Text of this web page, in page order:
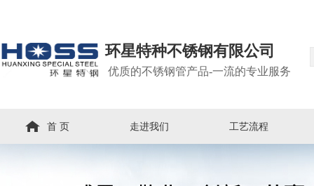
环星特种不锈钢有限公司
优质的不锈钢管产品-一流的专业服务
首 页 走进我们 工艺流程